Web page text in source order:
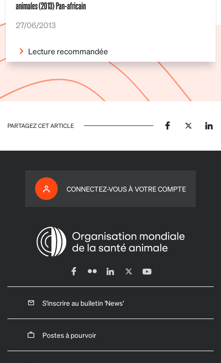
animales (2013) Pan-africain
27/06/2013
Lecture recommandée
PARTAGEZ CET ARTICLE
CONNECTEZ-VOUS À VOTRE COMPTE
S'inscrire au bulletin 'News'
Postes à pourvoir